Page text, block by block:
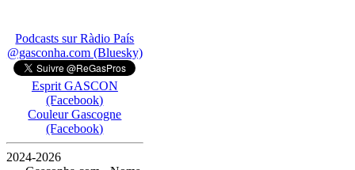
Podcasts sur Ràdio País
@gasconha.com (Bluesky)
Esprit GASCON
(Facebook)
Couleur Gascogne
(Facebook)
2024-2026